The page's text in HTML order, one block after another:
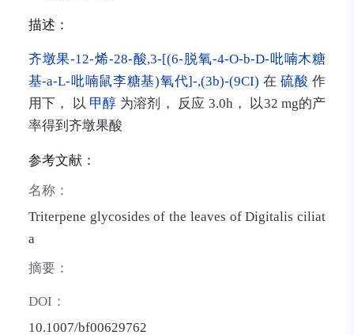
描述：
齐墩果-12-烯-28-酸,3-[(6-脱氧-4-O-b-D-吡喃木糖
基-a-L-吡喃鼠李糖基)氧代]-,(3b)-(9CI) 在硫酸 作
用下， 以 甲醇 为溶剂， 反应 3.0h， 以32 mg的产
率得到齐墩果酸
参考文献：
名称：
Triterpene glycosides of the leaves of Digitalis ciliat
a
摘要：
DOI：
10.1007/bf00629762